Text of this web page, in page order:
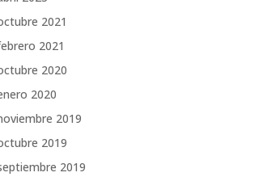
2021
2021
2020
2020
2019
2019
2019